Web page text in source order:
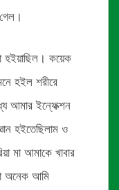
হইয়াছিল। কয়েক
হইল শরীরে
আমার ইন্ফেক্শন
হইতেছিলাম ও
মা আমাকে খাবার
অনেক আমি